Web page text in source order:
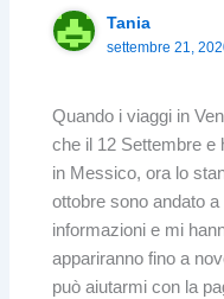
Tania
settembre 21,
Quando i viaggi in
che il 12 Settembre e
in Messico, ora lo
ottobre sono andato
informazioni e mi
appariranno fino a
può aiutarmi con la